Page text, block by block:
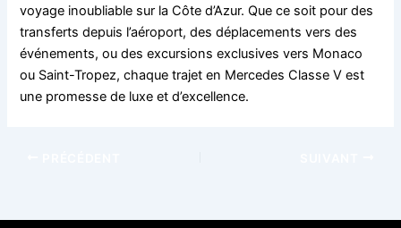
voyage inoubliable sur la Côte d’Azur. Que ce soit pour des
transferts depuis l’aéroport, des déplacements vers des
événements, ou des excursions exclusives vers Monaco
ou Saint-Tropez, chaque trajet en Mercedes Classe V est
une promesse de luxe et d’excellence.